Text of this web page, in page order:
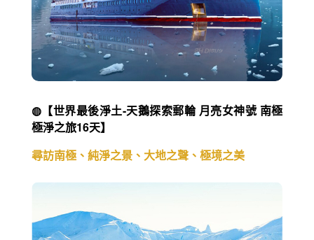
◍【世界最後淨土-天鵝探索郵輪 月亮女神號 南極
極淨之旅16天】
尋訪南極、純淨之景、大地之聲、極境之美